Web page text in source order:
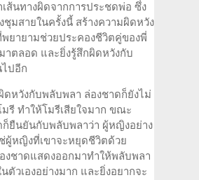
ส้นทางผิดจากการประชดพ่อ ซึ่ง
ชุมสายในครั้งนี้ สร้างความผิดหวัง
ยายามช่วยประคองชีวิตคู่ของพี่
าตลอด และยิ่งรู้สึกผิดหวังกับ
ปอีก
งกับพลับพลา ล่องชาดก็ยังไม่
มรี ทำให้โมรีเสียใจมาก ขณะ
ก็ยืนยันกับพลับพลาว่า ผู้หญิงอย่าง
ผู้หญิงที่เขาจะหยุดชีวิตด้วย
งชาดแสดงออกมาทำให้พลับพลา
ตัวเองอย่างมาก และยิ่งอยากจะ